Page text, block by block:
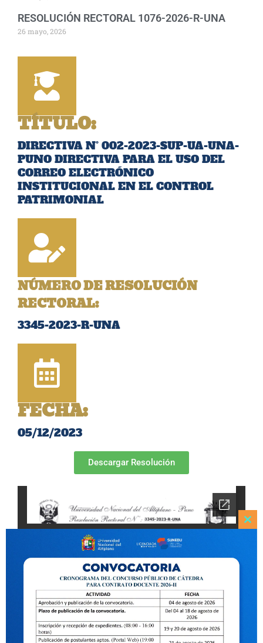
RESOLUCIÓN RECTORAL 1076-2026-R-UNA
26 mayo, 2026
TÍTULO:
DIRECTIVA N° 002-2023-SUP-UA-UNA-
PUNO DIRECTIVA PARA EL USO DEL
CORREO ELECTRÓNICO
INSTITUCIONAL EN EL CONTROL
PATRIMONIAL
NÚMERO DE RESOLUCIÓN
RECTORAL:
3345-2023-R-UNA
FECHA:
05/12/2023
Descargar Resolución